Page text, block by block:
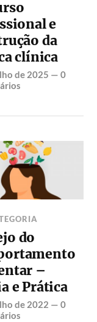
e
da
clínica
de 2025 —0
do
–
e Prática
de 2022 —0